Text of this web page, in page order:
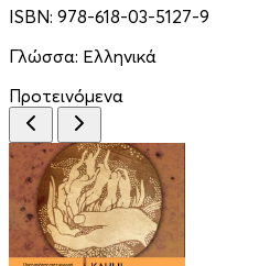
ISBN: 978-618-03-5127-9
Γλώσσα: Ελληνικά
Προτεινόμενα